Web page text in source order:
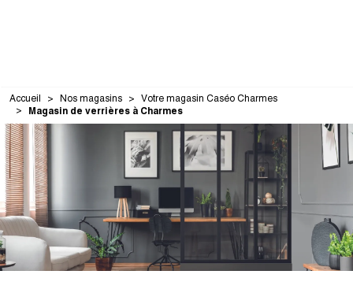
Accueil Nos magasins Votre magasin Caséo Charmes
Magasin de verrières à Charmes